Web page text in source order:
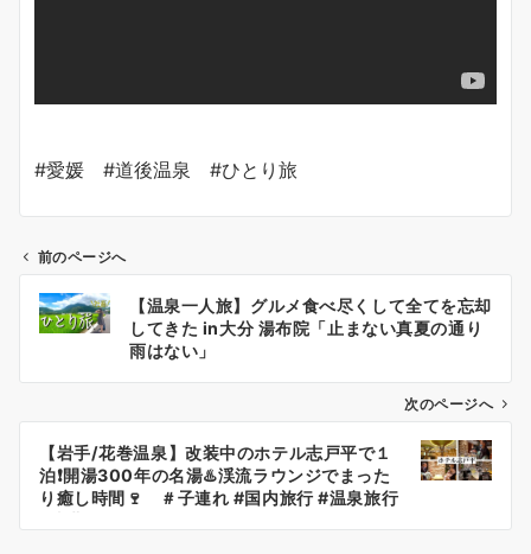
#愛媛 #道後温泉 #ひとり旅
ビ
ン
前のページへ
【温泉一人旅】グルメ食べ尽くして全てを忘却
してきた in大分 湯布院「止まない真夏の通り
雨はない」
次のページへ
【岩手/花巻温泉】改装中のホテル志戸平で１
泊❗️開湯300年の名湯♨️渓流ラウンジでまった
り癒し時間🍷 ＃子連れ #国内旅行 #温泉旅行